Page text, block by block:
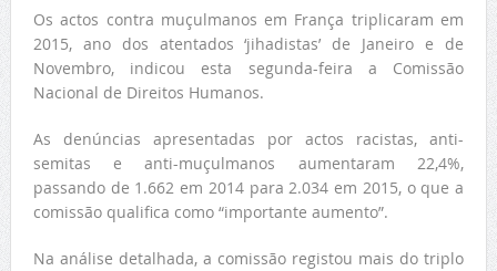
Os actos contra muçulmanos em França triplicaram em
2015, ano dos atentados ‘jihadistas’ de Janeiro e de
Novembro, indicou esta segunda-feira a Comissão
Nacional de Direitos Humanos.
As denúncias apresentadas por actos racistas, anti-
semitas e anti-muçulmanos aumentaram 22,4%,
passando de 1.662 em 2014 para 2.034 em 2015, o que a
comissão qualifica como “importante aumento”.
Na análise detalhada, a comissão registou mais do triplo